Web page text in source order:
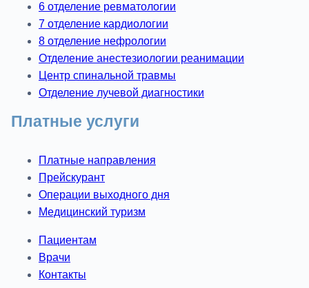
6 отделение ревматологии
7 отделение кардиологии
8 отделение нефрологии
Отделение анестезиологии реанимации
Центр спинальной травмы
Отделение лучевой диагностики
Платные услуги
Платные направления
Прейскурант
Операции выходного дня
Медицинский туризм
Пациентам
Врачи
Контакты